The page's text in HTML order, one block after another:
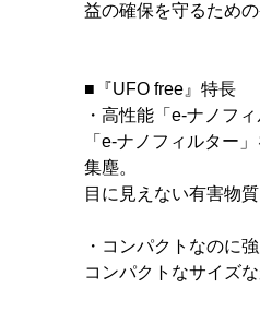
益の確保を守るため
■『UFO free』特長
・高性能「e-ナノフ
「e-ナノフィルター
集塵。
目に見えない有害物
・コンパクトなのに
コンパクトなサイズ